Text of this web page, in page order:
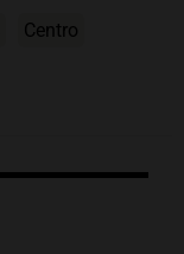
Centro